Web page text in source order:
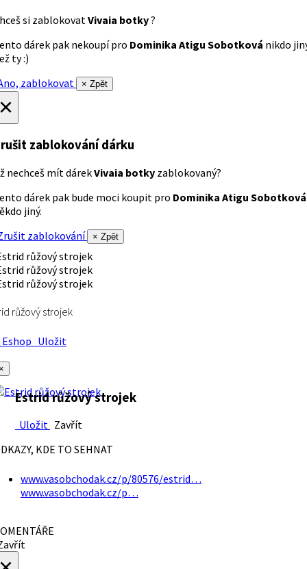
si zablokovatVivaia botky?
dárek pak nekoupí pro Dominika Atigu Sobotková nikdo
ty :)
zablokovat
× Zpět
zablokování dárku
nechceš mít dárekVivaia botky zablokovaný?
dárek pak bude moci koupit pro Dominika Atigu Sobotková
jiný.
zablokování
× Zpět
růžový strojek
Uložit
Estrid růžový strojek
Uložit Zavřít
KDE TO SEHNAT
www.vasobchodak.cz/p/80576/estrid…
www.vasobchodak.cz/p…